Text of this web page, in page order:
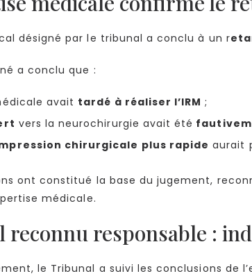
désigné par le tribunal a conclu à un r
a conclu que :
avait tardé à réaliser l’IRM ;
vers la neurochirurgie avait été
chirurgicale plus rapide aurait
ont constitué la base du jugement,
médicale.
reconnu responsable :
le Tribunal a suivi les conclusions de